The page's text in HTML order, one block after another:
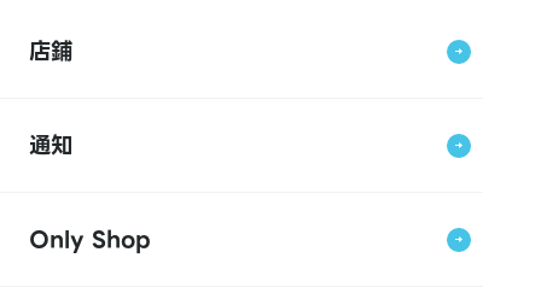
店鋪
通知
Only Shop